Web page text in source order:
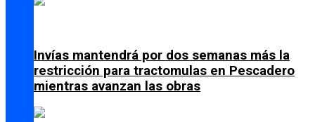
Invías mantendrá por dos semanas más la
restricción para tractomulas en Pescadero
mientras avanzan las obras